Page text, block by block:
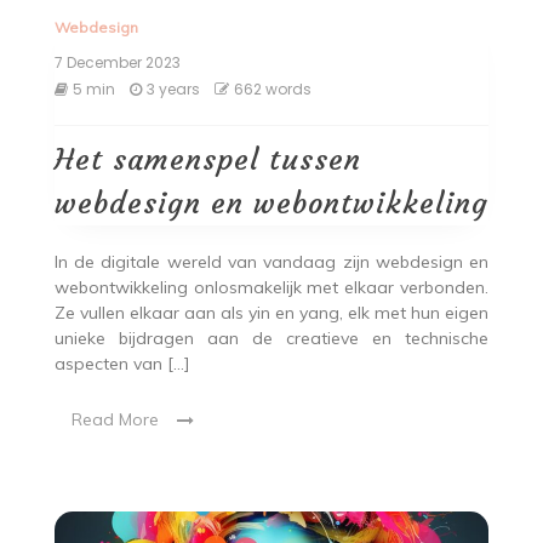
Webdesign
7 December 2023
5 min
3 years 662 words
Het samenspel tussen
webdesign en webontwikkeling
In de digitale wereld van vandaag zijn webdesign en
webontwikkeling onlosmakelijk met elkaar verbonden.
Ze vullen elkaar aan als yin en yang, elk met hun eigen
unieke bijdragen aan de creatieve en technische
aspecten van […]
Read More